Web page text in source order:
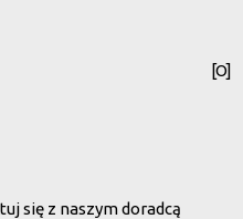
[O]
się z naszym doradcą